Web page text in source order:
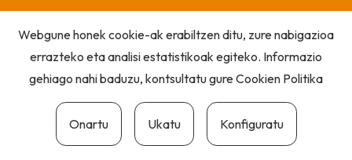
Webgune honek cookie-ak erabiltzen ditu, zure nabigazioa
errazteko eta analisi estatistikoak egiteko. Informazio
gehiago nahi baduzu, kontsultatu gureCookien Politika
Onartu Ukatu Konfiguratu